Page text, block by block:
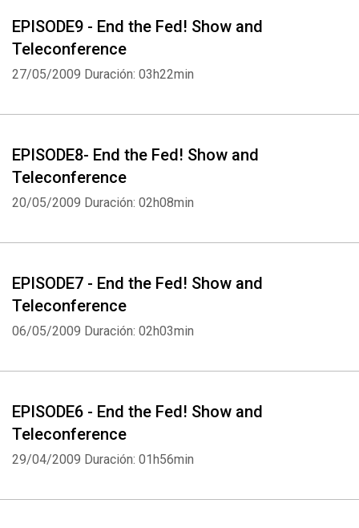
EPISODE9 - End the Fed! Show and
Teleconference
27/05/2009 Duración: 03h22min
EPISODE8- End the Fed! Show and
Teleconference
20/05/2009 Duración: 02h08min
EPISODE7 - End the Fed! Show and
Teleconference
06/05/2009 Duración: 02h03min
EPISODE6 - End the Fed! Show and
Teleconference
29/04/2009 Duración: 01h56min